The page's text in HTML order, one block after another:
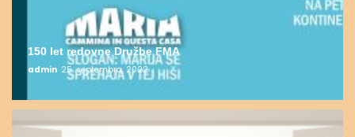
150 let redovne Družbe FMA
admin 25. septembra, 2022